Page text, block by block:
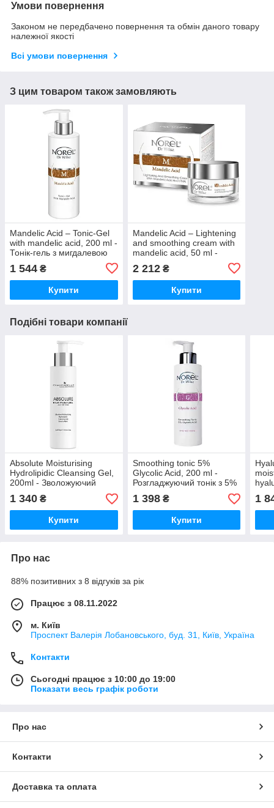
Умови повернення
Законом не передбачено повернення та обмін даного товару
належної якості
Всі умови повернення
З цим товаром також замовляють
Mandelic Acid – Tonic-Gel
with mandelic acid, 200 ml -
Тонік-гель з мигдалевою
1 544 ₴
Купити
Mandelic Acid – Lightening
and smoothing cream with
mandelic acid, 50 ml -
ліфтингуючий крем з
мигдалевою кислотою
2 212₴
Купити
Подібні товари компанії
Absolute Moisturising
Hydrolipidic Cleansing Gel,
200ml - Зволожуючий
гідроліпідний очищуючий
гель
1 340 ₴
Купити
Smoothing tonic 5%
Glycolic Acid, 200 ml -
Розгладжуючий тонік з 5%
гліколевою кислотою
1 398₴
Купити
1
Про нас
88% позитивних з 8 відгуків за рік
Працює з 08.11.2022
м. Київ
Проспект Валерія Лобановського, буд. 31, Київ, Україна
Контакти
Сьогодні працює з 10:00 до 19:00
Показати весь графік роботи
Про нас
Контакти
Доставка та оплата